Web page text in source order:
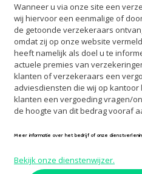
Wanneer u via onze site een
wij hiervoor een eenmalige of
de getoonde verzekeraars
omdat zij op onze website
heeft namelijk als doel u te
actuele premies van
klanten of verzekeraars een
adviesdiensten die wij op kantoor
klanten een vergoeding vragen/
de hoogte van dit bedrag vooraf
Meer informatie over het bedrijf of onze
Bekijk onze dienstenwijzer.